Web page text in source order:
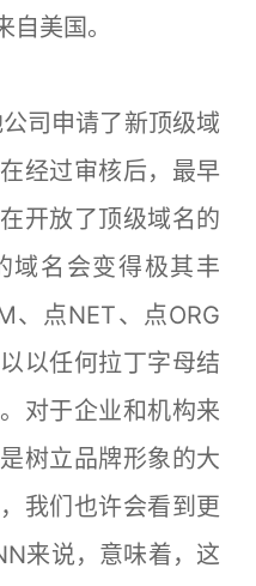
美国。
申请了新顶级域
经过审核后，最早
开放了顶级域名的
域名会变得极其丰
、点NET、点ORG
以任何拉丁字母结
对于企业和机构来
树立品牌形象的大
我们也许会看到更
来说，意味着，这